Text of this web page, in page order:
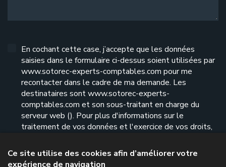
En cochant cette case, j’accepte que les données
saisies dans le formulaire ci-dessus soient utilisées par
www.sotorec-experts-comptables.com pour me
recontacter dans le cadre de ma demande. Les
destinataires sont www.sotorec-experts-
comptables.com et son sous-traitant en charge du
serveur web (). Pour plus d'informations sur le
traitement de vos données et l'exercice de vos droits,
Envoyer le formulaire
Ce site utilise des cookies afin d’améliorer votre
expérience de navigation